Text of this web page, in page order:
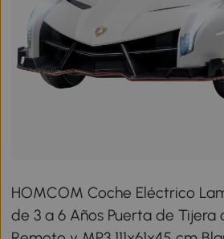
HOMCOM Coche Eléctrico
de 3 a 6 Años Puerta de Tijera